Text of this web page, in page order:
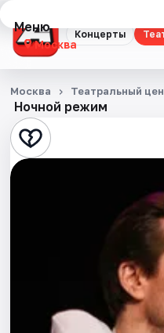
Концерты
Меню
Москва
Концерты
Театр
Стендап
Ночной режим
Москва Театральный